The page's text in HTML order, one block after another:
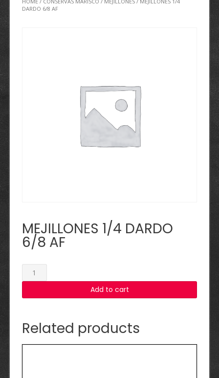
DARDO 6/8 AF
MEJILLONES 1/4 DARDO
6/8 AF
MEJILLONES
1/4
6/8
quantity
Add to cart
Related products